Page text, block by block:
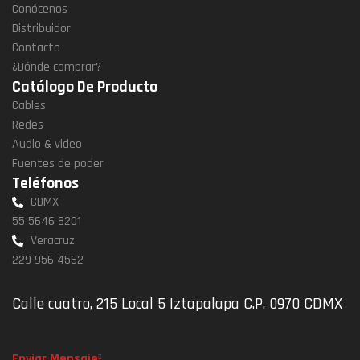
Conócenos
Distribuidor
Contacto
¿Dónde comprar?
Catálogo De Producto
Cables
Redes
Audio & video
Fuentes de poder
Teléfonos
CDMX
55 5646 8201
Veracruz
229 956 4562
Calle cuatro, 215 Local 5 Iztapalapa C.P. 0970 CDMX